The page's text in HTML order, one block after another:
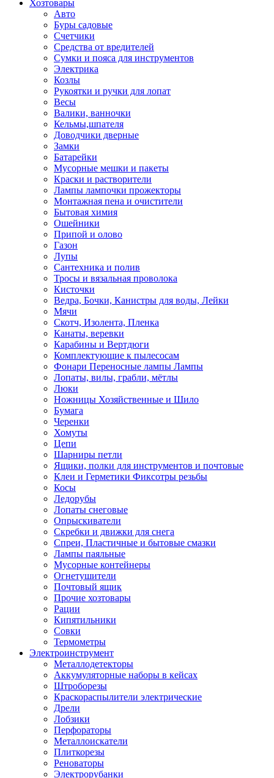
Хозтовары
Авто
Буры садовые
Счетчики
Средства от вредителей
Сумки и пояса для инструментов
Электрика
Козлы
Рукоятки и ручки для лопат
Весы
Валики, ванночки
Кельмы,шпателя
Доводчики дверные
Замки
Батарейки
Мусорные мешки и пакеты
Краски и растворители
Лампы лампочки прожекторы
Монтажная пена и очистители
Бытовая химия
Ошейники
Припой и олово
Газон
Лупы
Сантехника и полив
Тросы и вязальная проволока
Кисточки
Ведра, Бочки, Канистры для воды, Лейки
Мячи
Скотч, Изолента, Пленка
Канаты, веревки
Карабины и Вертдюги
Комплектующие к пылесосам
Фонари Переносные лампы Лампы
Лопаты, вилы, грабли, мётлы
Люки
Ножницы Хозяйственные и Шило
Бумага
Черенки
Хомуты
Цепи
Шарниры петли
Ящики, полки для инструментов и почтовые
Клеи и Герметики Фиксотры резьбы
Косы
Ледорубы
Лопаты снеговые
Опрыскиватели
Скребки и движки для снега
Спреи, Пластичные и бытовые смазки
Лампы паяльные
Мусорные контейнеры
Огнетушители
Почтовый ящик
Прочие хозтовары
Рации
Кипятильники
Совки
Термометры
Электроинструмент
Металлодетекторы
Аккумуляторные наборы в кейсах
Штроборезы
Краскораспылители электрические
Дрели
Лобзики
Перфораторы
Металлоискатели
Плиткорезы
Реноваторы
Электрорубанки